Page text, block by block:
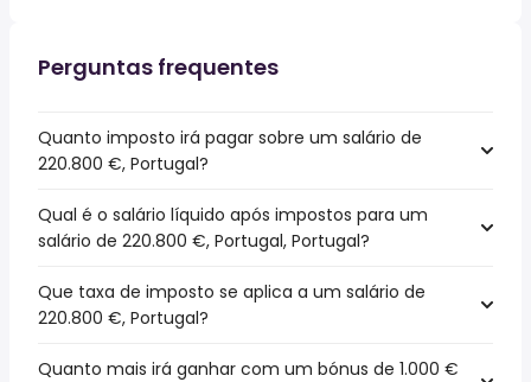
Perguntas frequentes
Quanto imposto irá pagar sobre um salário de
220.800 €, Portugal?
Qual é o salário líquido após impostos para um
salário de 220.800 €, Portugal, Portugal?
Que taxa de imposto se aplica a um salário de
220.800 €, Portugal?
Quanto mais irá ganhar com um bónus de 1.000 €